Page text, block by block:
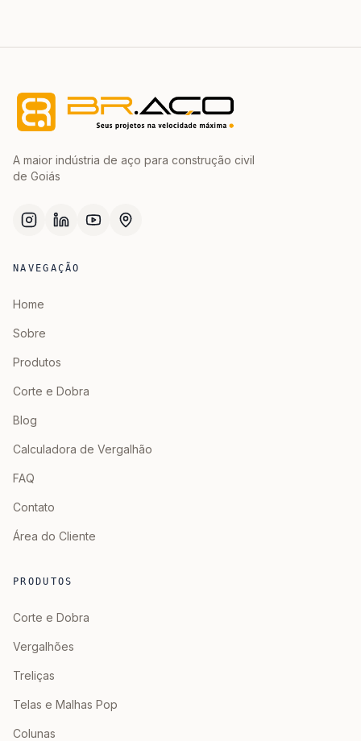
A maior indústria de aço para construção civil
de Goiás
NAVEGAÇÃO
Home
Sobre
Produtos
Corte e Dobra
Blog
Calculadora de Vergalhão
FAQ
Contato
Área do Cliente
PRODUTOS
Corte e Dobra
Vergalhões
Treliças
Telas e Malhas Pop
Colunas